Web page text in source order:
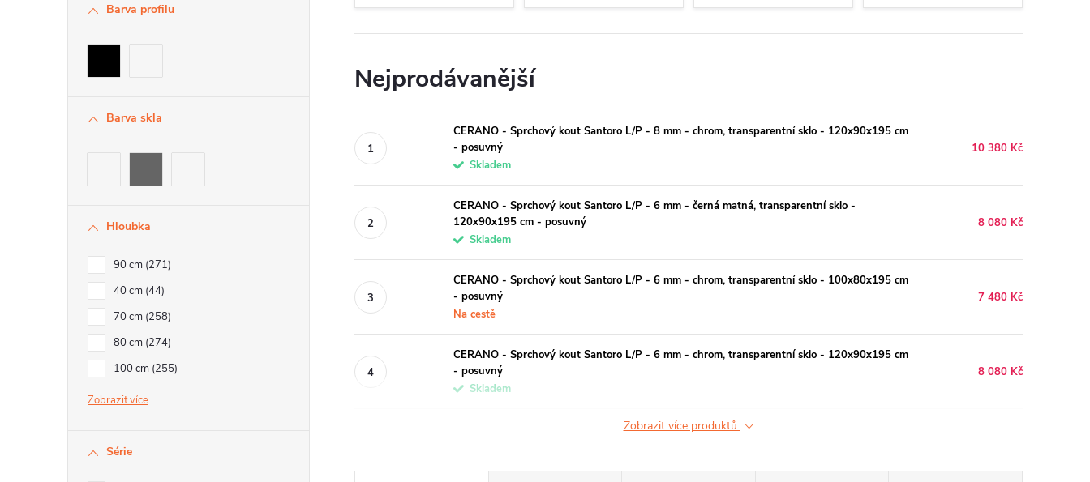
Barva profilu
Barva skla
Hloubka
90 cm 271
40 cm 44
70 cm 258
80 cm 274
100 cm 255
Zobrazit
Série
Nejprodávanější
CERANO - Sprchový kout Santoro L/P - 8 mm - chrom, transparentní sklo - 120x90x195 cm
- posuvný
Skladem
10 380 Kč
CERANO - Sprchový kout Santoro L/P - 6 mm - černá matná, transparentní sklo -
120x90x195 cm - posuvný
Skladem
8 080 Kč
CERANO - Sprchový kout Santoro L/P - 6 mm - chrom, transparentní sklo - 100x80x195 cm
- posuvný
Na cestě
7 480 Kč
CERANO - Sprchový kout Santoro L/P - 6 mm - chrom, transparentní sklo - 120x90x195 cm
- posuvný
Skladem
8 080 Kč
Zobrazit více produktů